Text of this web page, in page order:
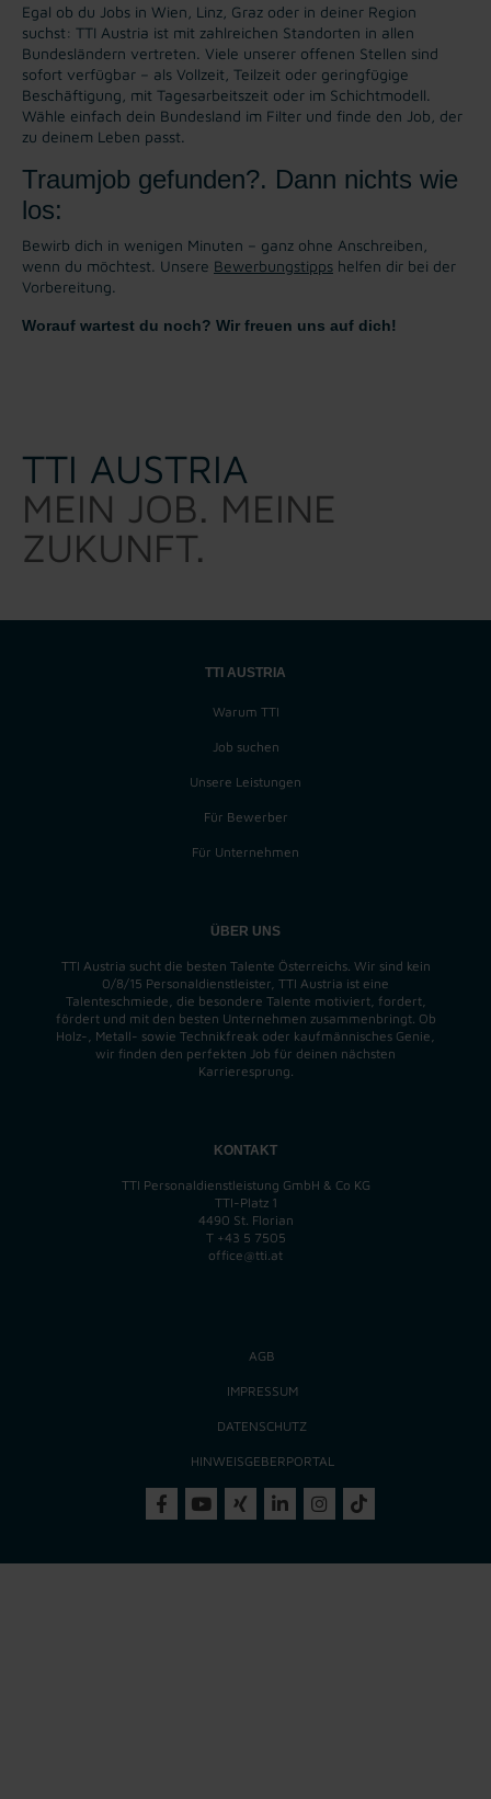
Egal ob du Jobs in Wien, Linz, Graz oder in deiner Region
suchst: TTI Austria ist mit zahlreichen Standorten in allen
Bundesländern vertreten. Viele unserer offenen Stellen sind
sofort verfügbar – als Vollzeit, Teilzeit oder geringfügige
Beschäftigung, mit Tagesarbeitszeit oder im Schichtmodell.
Wähle einfach dein Bundesland im Filter und finde den Job, der
zu deinem Leben passt.
Traumjob gefunden?. Dann nichts wie
los:
Bewirb dich in wenigen Minuten – ganz ohne Anschreiben,
wenn du möchtest. Unsere Bewerbungstipps helfen dir bei der
Vorbereitung.
Worauf wartest du noch? Wir freuen uns auf dich!
TTI AUSTRIA
MEIN JOB. MEINE
ZUKUNFT.
TTI AUSTRIA
Warum TTI
Job suchen
Unsere Leistungen
Für Bewerber
Für Unternehmen
ÜBER UNS
TTI Austria sucht die besten Talente Österreichs. Wir sind kein
0/8/15 Personaldienstleister, TTI Austria ist eine
Talenteschmiede, die besondere Talente motiviert, fordert,
fördert und mit den besten Unternehmen zusammenbringt. Ob
Holz-, Metall- sowie Technikfreak oder kaufmännisches Genie,
wir finden den perfekten Job für deinen nächsten
Karrieresprung.
KONTAKT
TTI Personaldienstleistung GmbH & Co KG
TTI-Platz 1
4490 St. Florian
T +43 5 7505
office@tti.at
AGB
IMPRESSUM
DATENSCHUTZ
HINWEISGEBERPORTAL